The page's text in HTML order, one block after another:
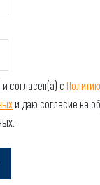
согласен(а) с
и даю согласие на